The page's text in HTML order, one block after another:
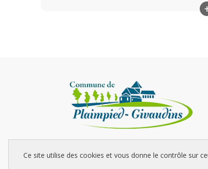
sud-est de Bourges, s'étend sur plus de 40 km2.
Ce site utilise des cookies et vous donne le contrôle sur